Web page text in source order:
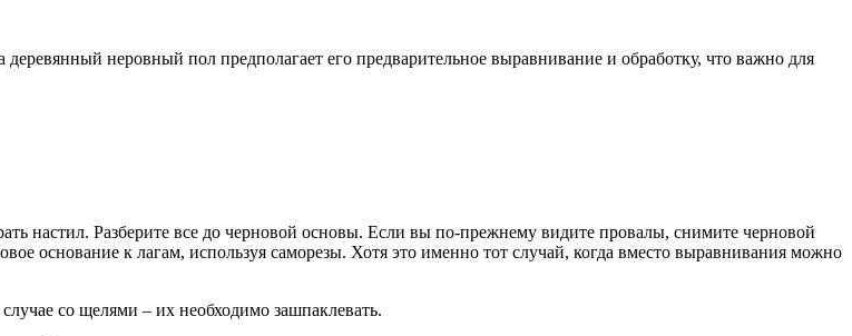
неровный пол предполагает его предварительное выравнивание и обработку, что важно для
настил. Разберите все до черновой основы. Если вы по-прежнему видите провалы, снимите черновой
основание к лагам, используя саморезы. Хотя это именно тот случай, когда вместо выравнивания можно
со щелями – их необходимо зашпаклевать.